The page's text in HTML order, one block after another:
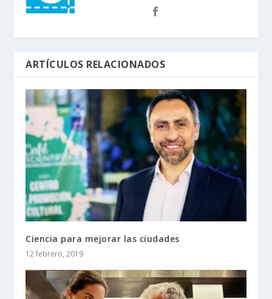
ARTÍCULOS RELACIONADOS
Ciencia para mejorar las ciudades
12 febrero, 2019